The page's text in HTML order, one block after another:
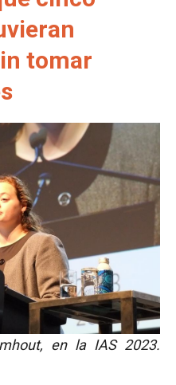
tomar
en la IAS 2023.